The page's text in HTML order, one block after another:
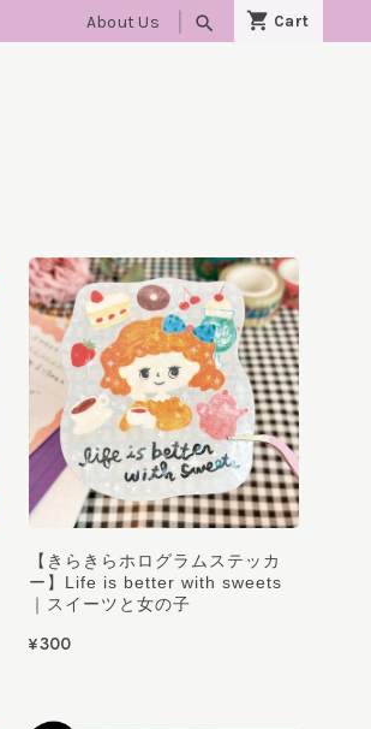
)・25(日)「lovelyにゃんフェスタ大阪」出店決
About Us search
【きらきらホログラムステッカ
ー】Life is better with sweets
｜スイーツと女の子
¥300